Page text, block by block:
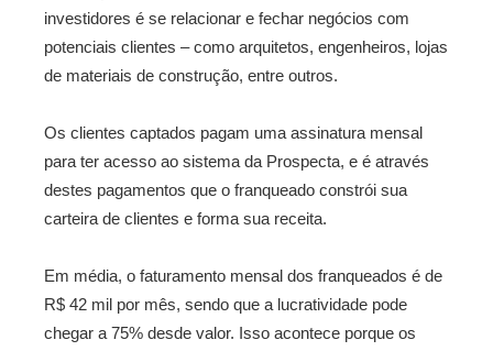
investidores é se relacionar e fechar negócios com
potenciais clientes – como arquitetos, engenheiros, lojas
de materiais de construção, entre outros.
Os clientes captados pagam uma assinatura mensal
para ter acesso ao sistema da Prospecta, e é através
destes pagamentos que o franqueado constrói sua
carteira de clientes e forma sua receita.
Em média, o faturamento mensal dos franqueados é de
R$ 42 mil por mês, sendo que a lucratividade pode
chegar a 75% desde valor. Isso acontece porque os